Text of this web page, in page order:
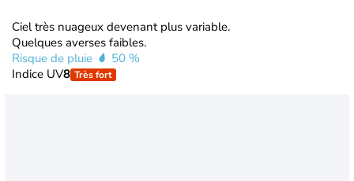
Ciel très nuageux devenant plus variable.
Quelques averses faibles.
Risque de pluie
50 %
Indice UV8 Très fort